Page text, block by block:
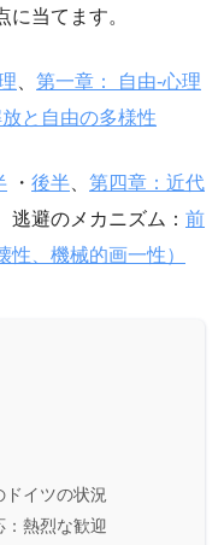
に当てます。
第一章： 自由-心理
と自由の多様性
・ 後半
第四章：近代
逃避のメカニズム： 前
性、機械的画一性）
イツの状況
：熱烈な歓迎